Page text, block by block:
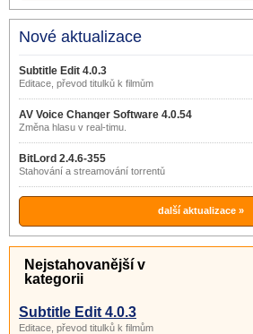
Nové aktualizace
Subtitle Edit 4.0.3
Editace, převod titulků k filmům
AV Voice Changer Software 4.0.54
Změna hlasu v real-timu.
BitLord 2.4.6-355
Stahování a streamování torrentů
další aktualizace »
Nejstahovanější v
kategorii
Subtitle Edit 4.0.3
Editace, převod titulků k filmům